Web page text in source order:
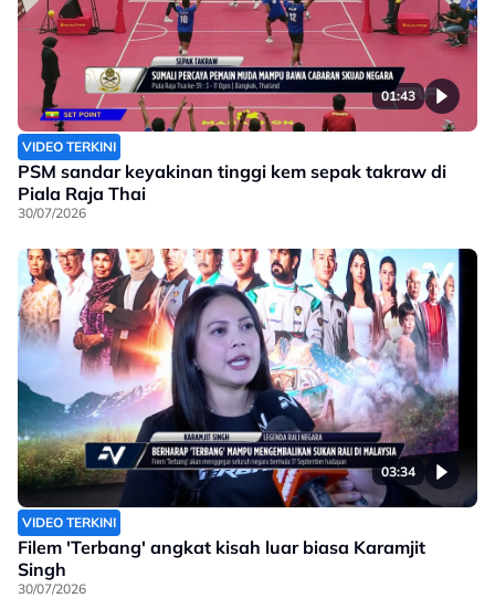
01:43
VIDEO TERKINI
PSM sandar keyakinan tinggi kem sepak takraw di
Piala Raja Thai
30/07/2026
03:34
VIDEO TERKINI
Filem 'Terbang' angkat kisah luar biasa Karamjit
Singh
30/07/2026